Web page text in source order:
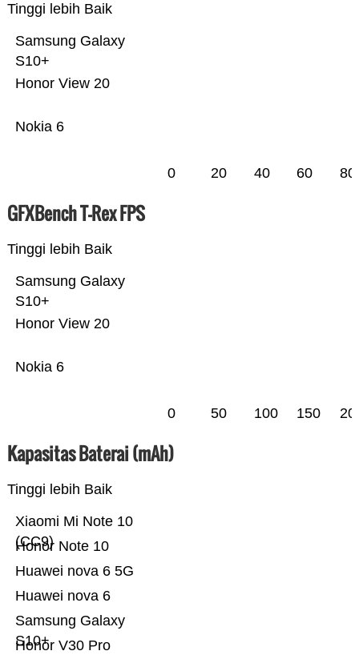
Tinggi lebih Baik
Nokia 6
Honor View 20
Samsung Galaxy
S10+
0 20 40 60 80
GFXBench T-Rex FPS
Tinggi lebih Baik
Nokia 6
Honor View 20
Samsung Galaxy
S10+
0 50 100 150
Kapasitas Baterai (mAh)
Tinggi lebih Baik
Honor V30 Pro
Samsung Galaxy
S10+
Huawei nova 6
Huawei nova 6 5G
Honor Note 10
Xiaomi Mi Note 10
(CC9)